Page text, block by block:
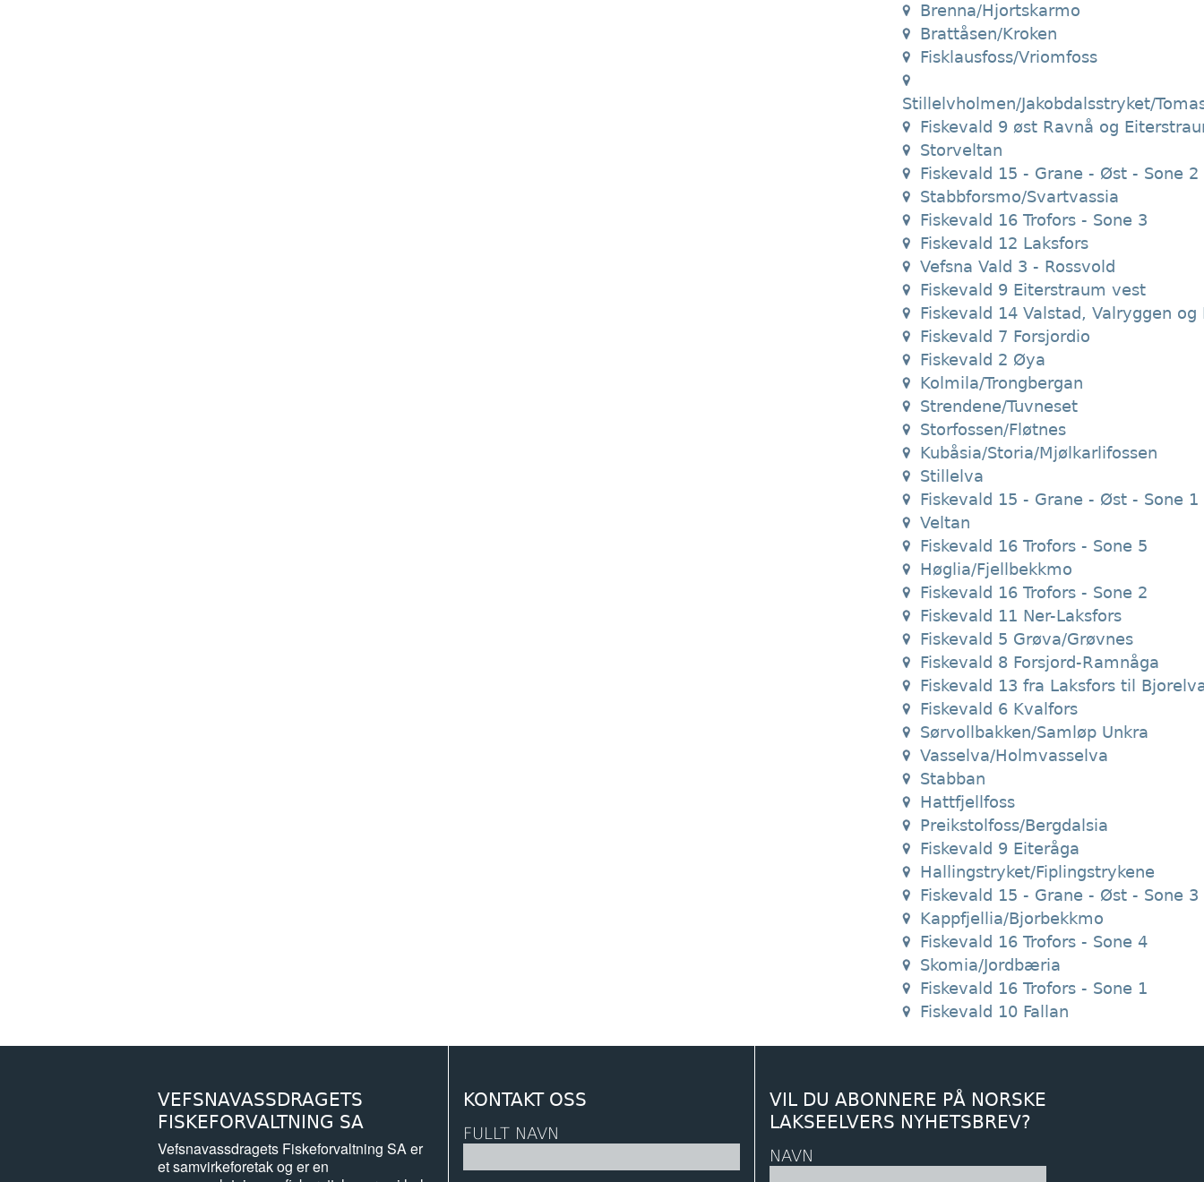
Brenna/Hjortskarmo
Brattåsen/Kroken
Fisklausfoss/Vriomfoss
Stillelvholmen/Jakobdalsstryket/
Fiskevald 9 øst Ravnå og
Storveltan
Fiskevald 15 - Grane - Øst - Sone 2
Stabbforsmo/Svartvassia
Fiskevald 16 Trofors - Sone 3
Fiskevald 12 Laksfors
Vefsna Vald 3 - Rossvold
Fiskevald 9 Eiterstraum vest
Fiskevald 14 Valstad, Valryggen og
Fiskevald 7 Forsjordio
Fiskevald 2 Øya
Kolmila/Trongbergan
Strendene/Tuvneset
Storfossen/Fløtnes
Kubåsia/Storia/Mjølkarlifossen
Stillelva
Fiskevald 15 - Grane - Øst - Sone 1
Veltan
Fiskevald 16 Trofors - Sone 5
Høglia/Fjellbekkmo
Fiskevald 16 Trofors - Sone 2
Fiskevald 11 Ner-Laksfors
Fiskevald 5 Grøva/Grøvnes
Fiskevald 8 Forsjord-Ramnåga
Fiskevald 13 fra Laksfors til
Fiskevald 6 Kvalfors
Sørvollbakken/Samløp Unkra
Vasselva/Holmvasselva
Stabban
Hattfjellfoss
Preikstolfoss/Bergdalsia
Fiskevald 9 Eiteråga
Hallingstryket/Fiplingstrykene
Fiskevald 15 - Grane - Øst - Sone 3
Kappfjellia/Bjorbekkmo
Fiskevald 16 Trofors - Sone 4
Skomia/Jordbæria
Fiskevald 16 Trofors - Sone 1
Fiskevald 10 Fallan
VEFSNAVASSDRAGETS
FISKEFORVALTNING SA
Vefsnavassdragets Fiskeforvaltning SA er
et samvirkeforetak og er en
KONTAKT OSS
FULLT NAVN
VIL DU ABONNERE PÅ NORSKE
LAKSEELVERS NYHETSBREV?
NAVN